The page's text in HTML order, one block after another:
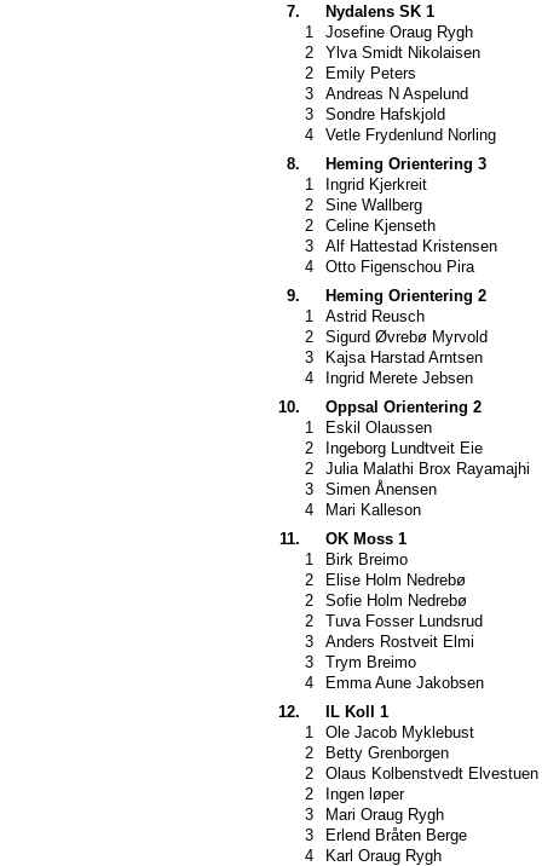
7.
Nydalens SK 1
1
Josefine Oraug Rygh
2
Ylva Smidt Nikolaisen
2
Emily Peters
3
Andreas N Aspelund
3
Sondre Hafskjold
4
Vetle Frydenlund Norling
8.
Heming Orientering 3
1
Ingrid Kjerkreit
2
Sine Wallberg
2
Celine Kjenseth
3
Alf Hattestad Kristensen
4
Otto Figenschou Pira
9.
Heming Orientering 2
1
Astrid Reusch
2
Sigurd Øvrebø Myrvold
3
Kajsa Harstad Arntsen
4
Ingrid Merete Jebsen
10.
Oppsal Orientering 2
1
Eskil Olaussen
2
Ingeborg Lundtveit Eie
2
Julia Malathi Brox Rayamajhi
3
Simen Ånensen
4
Mari Kalleson
11.
OK Moss 1
1
Birk Breimo
2
Elise Holm Nedrebø
2
Sofie Holm Nedrebø
2
Tuva Fosser Lundsrud
3
Anders Rostveit Elmi
3
Trym Breimo
4
Emma Aune Jakobsen
12.
IL Koll 1
1
Ole Jacob Myklebust
2
Betty Grenborgen
2
Olaus Kolbenstvedt Elvestuen
2
Ingen løper
3
Mari Oraug Rygh
3
Erlend Bråten Berge
4
Karl Oraug Rygh